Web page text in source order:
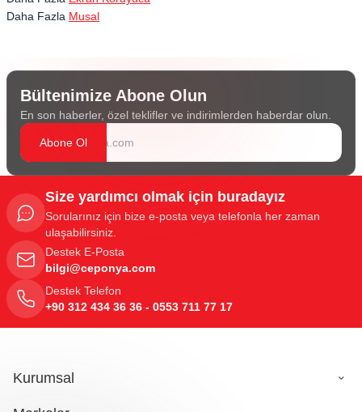
Daha Fazla Musal
Bültenimize Abone Olun
En son haberler, özel teklifler ve indirimlerden haberdar olun.
Abone Ol
Size yardımcı olmak için buradayız
Sorularınız için bize e-posta veya telefonla her zaman
ulaşabilirsiniz.
Destek E-Posta
bilgi@ceponya.com
Destek Telefon
+90 312 434 36 36 - 0553 711 77 17
Kurumsal